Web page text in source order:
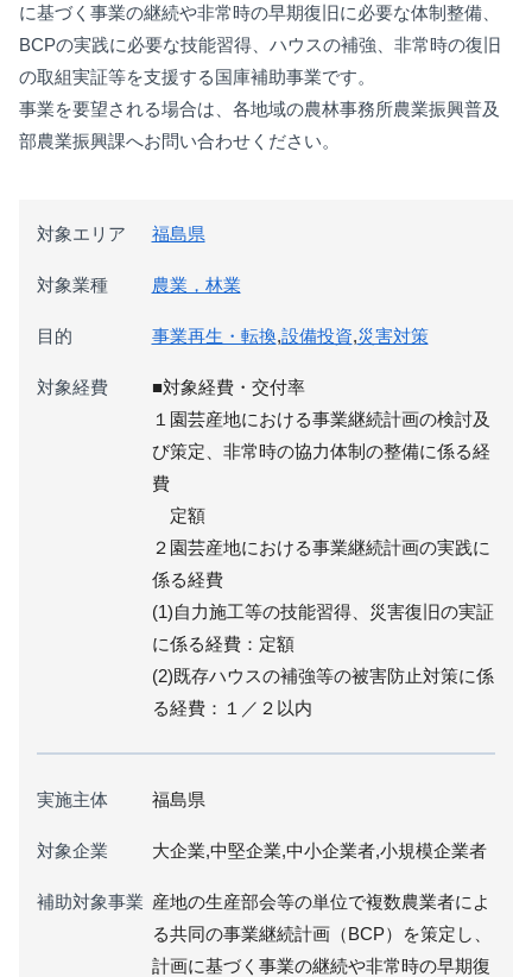
に基づく事業の継続や非常時の早期復旧に必要な体制整備、
BCPの実践に必要な技能習得、ハウスの補強、非常時の復旧
の取組実証等を支援する国庫補助事業です。
事業を要望される場合は、各地域の農林事務所農業振興普及
部農業振興課へお問い合わせください。
対象エリア 福島県
対象業種 農業，林業
目的 事業再生・転換,設備投資,災害対策
対象経費
■対象経費・交付率
１園芸産地における事業継続計画の検討及
び策定、非常時の協力体制の整備に係る経
費
定額
２園芸産地における事業継続計画の実践に
係る経費
(1)自力施工等の技能習得、災害復旧の実証
に係る経費：定額
(2)既存ハウスの補強等の被害防止対策に係
る経費：１／２以内
実施主体 福島県
対象企業 大企業,中堅企業,中小企業者,小規模企業者
補助対象事業 産地の生産部会等の単位で複数農業者によ
る共同の事業継続計画（BCP）を策定し、
計画に基づく事業の継続や非常時の早期復